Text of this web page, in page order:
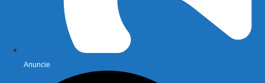
Anuncie